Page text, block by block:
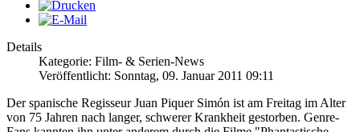
Details
Kategorie: Film- & Serien-News
Veröffentlicht: Sonntag, 09. Januar 2011 09:11
Der spanische Regisseur Juan Piquer Simón ist am Freitag im Alter
von 75 Jahren nach langer, schwerer Krankheit gestorben. Genre-